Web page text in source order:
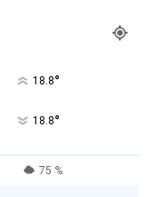
18.8°
18.8°
75 %